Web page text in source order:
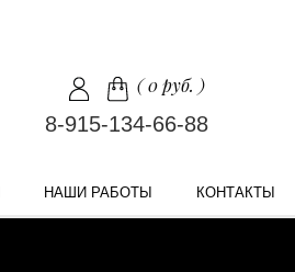
(0 руб. )
8-915-134-66-88
НАШИ РАБОТЫ КОНТАКТЫ